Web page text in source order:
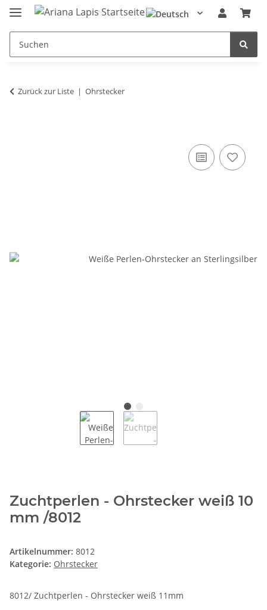
Zurück zur Liste Ohrstecker
Zuchtperlen - Ohrstecker weiß 10
mm /8012
Artikelnummer: 8012
Kategorie: Ohrstecker
8012/ Zuchtperlen - Ohrstecker weiß 11mm